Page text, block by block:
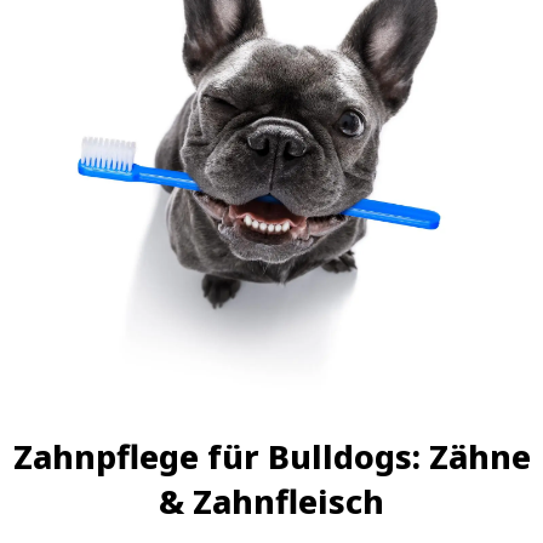
Zahnpflege für Bulldogs: Zähne
& Zahnfleisch